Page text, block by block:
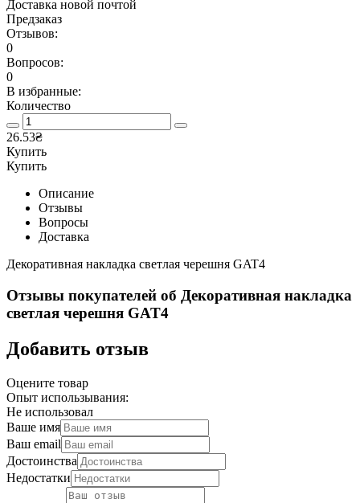
Доставка новой почтой
Предзаказ
Отзывов:
0
Вопросов:
0
В избранные:
Количество
26.53₴
Купить
Купить
Описание
Отзывы
Вопросы
Доставка
Декоративная накладка светлая черешня GAT4
Отзывы покупателей об Декоративная накладка
светлая черешня GAT4
Добавить отзыв
Оцените товар
Опыт использывания:
Не использовал
Ваше имя
Ваш email
Достоинства
Недостатки